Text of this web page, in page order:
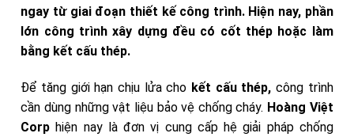
ngay từ giai đoạn thiết kế công trình. Hiện nay, phần
lớn công trình xây dựng đều có cốt thép hoặc làm
bằng kết cấu thép.
Để tăng giới hạn chịu lửa cho kết cấu thép, công trình
cần dùng những vật liệu bảo vệ chống cháy. Hoàng Việt
Corp hiện nay là đơn vị cung cấp hệ giải pháp chống